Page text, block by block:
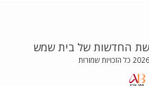
החדשות של בית שמש